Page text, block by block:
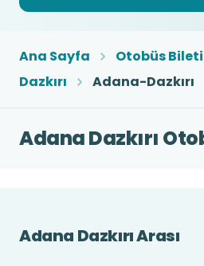
Ana Sayfa Otobüs Bileti
Dazkırı
Adana-Dazkırı
Adana Dazkırı
Adana Dazkırı Arası